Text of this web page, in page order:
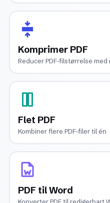
Komprimer PDF
Reducer PDF-filstørrelse
Flet PDF
Kombiner flere PDF-filer til én
PDF til Word
Konverter PDF til redigerbart